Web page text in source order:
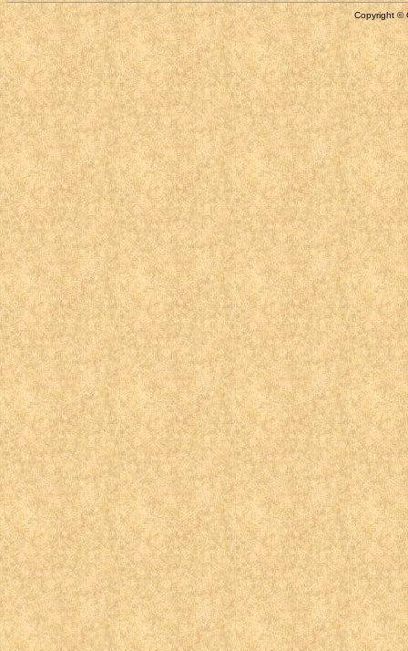
Copyright ©